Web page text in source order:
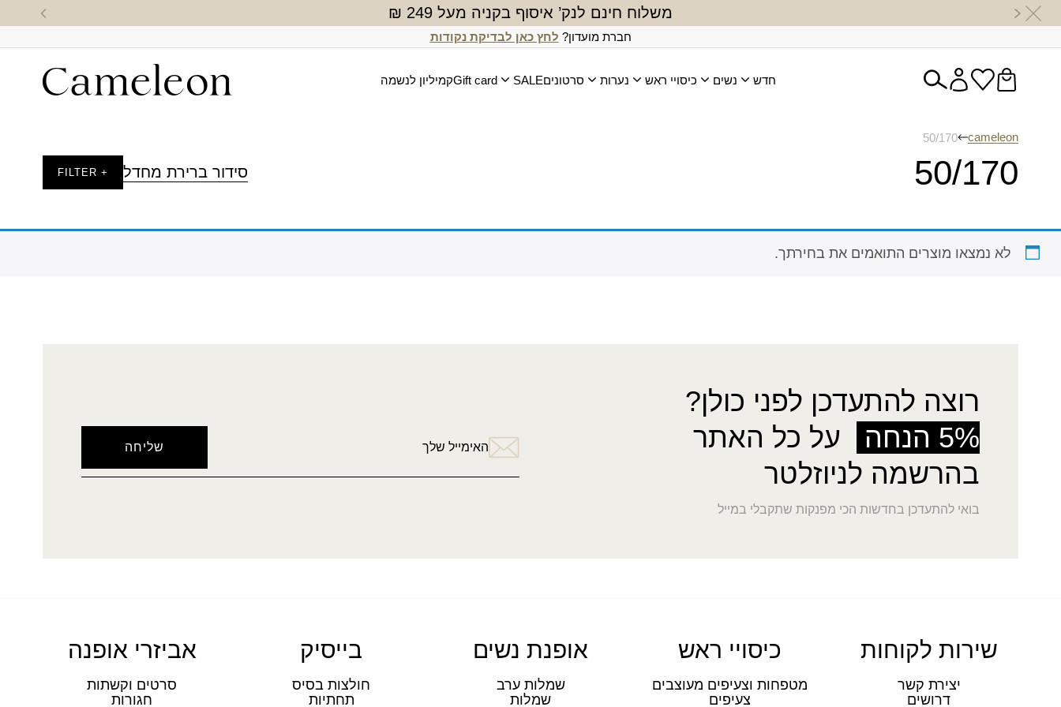
משלוח חינם לנק’ איסוף בקניה מעל 249 ₪
חברת מועדון? לחץ כאן לבדיקת נקודות
חדש נשים כיסויי ראש נערות סרטוניםSALE
Gift cardקמיליון לנשמה
cameleon
50/170
50/170 סידור ברירת מחדל + FILTER
לא נמצאו מוצרים התואמים את בחירתך.
רוצה להתעדכן לפני כולן?
5% הנחה
על כל האתר
בהרשמה לניוזלטר
בואי להתעדכן בחדשות הכי מפנקות שתקבלי במייל
האימייל שלך
שירות לקוחות
יצירת קשר
דרושים
כיסויי ראש
מטפחות וצעיפים מעוצבים
צעיפים
אופנת נשים
שמלות ערב
שמלות
בייסיק
חולצות בסיס
תחתיות
אביזרי אופנה
סרטים וקשתות
חגורות